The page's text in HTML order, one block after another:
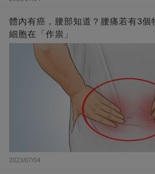
體內有癌，腰部知道？腰痛若有3個
細胞在「作祟」
2023/07/04